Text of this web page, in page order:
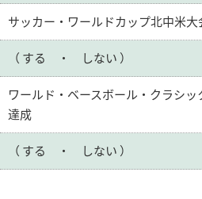
サッカー・ワールドカップ北中米
（ する ・ しない ）
ワールド・ベースボール・クラシ
達成
（ する ・ しない ）